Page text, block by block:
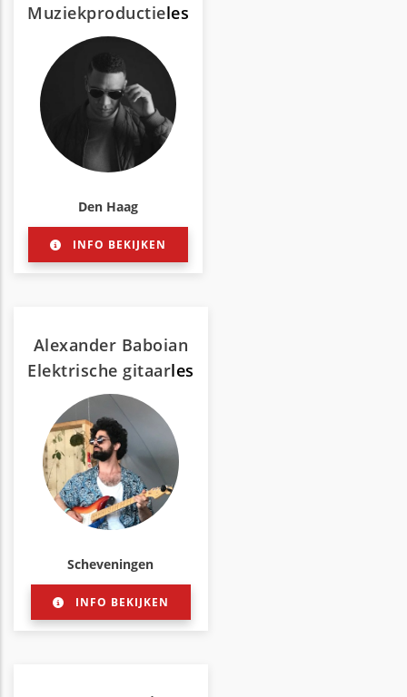
Muziekproductieles
Den Haag
INFO BEKIJKEN
Alexander Baboian
Elektrische gitaarles
Scheveningen
INFO BEKIJKEN